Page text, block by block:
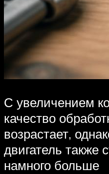
С увеличением
качество
возрастает,
двигатель также
намного больше